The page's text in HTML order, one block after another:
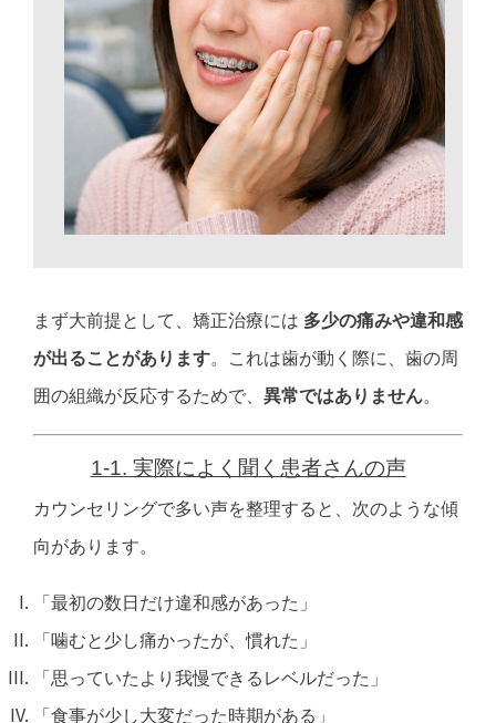
まず大前提として、 矯正治療には 多少の痛みや違和感
が出ることがあります。 これは歯が動く際に、歯の周
囲の組織が反応するためで、 異常ではありません。
1-1. 実際によく聞く患者さんの声
カウンセリングで多い声を整理すると、次のような傾
向があります。
「最初の数日だけ違和感があった」
「噛むと少し痛かったが、慣れた」
「思っていたより我慢できるレベルだった」
「食事が少し大変だった時期がある」